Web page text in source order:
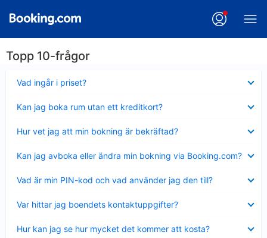
Topp 10-frågor
Vad ingår i priset?
mindre
Kan jag boka rum utan ett kreditkort?
mindre
Hur vet jag att min bokning är bekräftad?
mindre
Kan jag avboka eller ändra min bokning via Booking.com?
mindre
Vad är min PIN-kod och vad använder jag den till?
mindre
Var hittar jag boendets kontaktuppgifter?
mindre
Hur kan jag se hur mycket det kommer att kosta?
mindre